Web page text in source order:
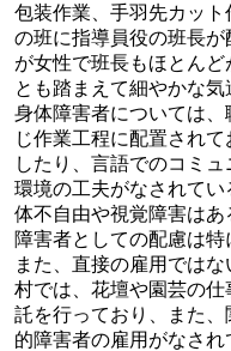
包装作業、手羽先カッ
の班に指導員役の班長
が女性で班長もほとん
とも踏まえて細やかな気
身体障害者については
じ作業工程に配置され
したり、言語でのコミ
環境の工夫がなされて
体不自由や視覚障害は
障害者としての配慮は特
また、直接の雇用では
村では、花壇や園芸の
託を行っており、また
的障害者の雇用がなされ